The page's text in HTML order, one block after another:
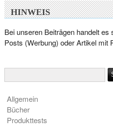
HINWEIS
Bei unseren Beiträgen handelt
Posts (Werbung) oder Artikel mit
Allgemein
Bücher
Produkttests